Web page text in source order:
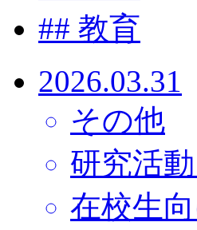
## 教育
2026.03.31
その他
研究活
在校生